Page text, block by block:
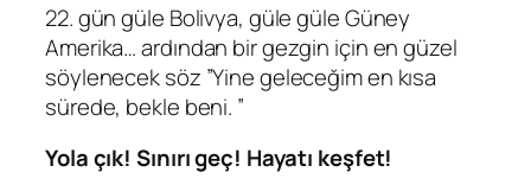
22. gün güle Bolivya, güle güle Güney
Amerika… ardından bir gezgin için en güzel
söylenecek söz ”Yine geleceğim en kısa
sürede, bekle beni. ”
Yola çık! Sınırı geç! Hayatı keşfet!